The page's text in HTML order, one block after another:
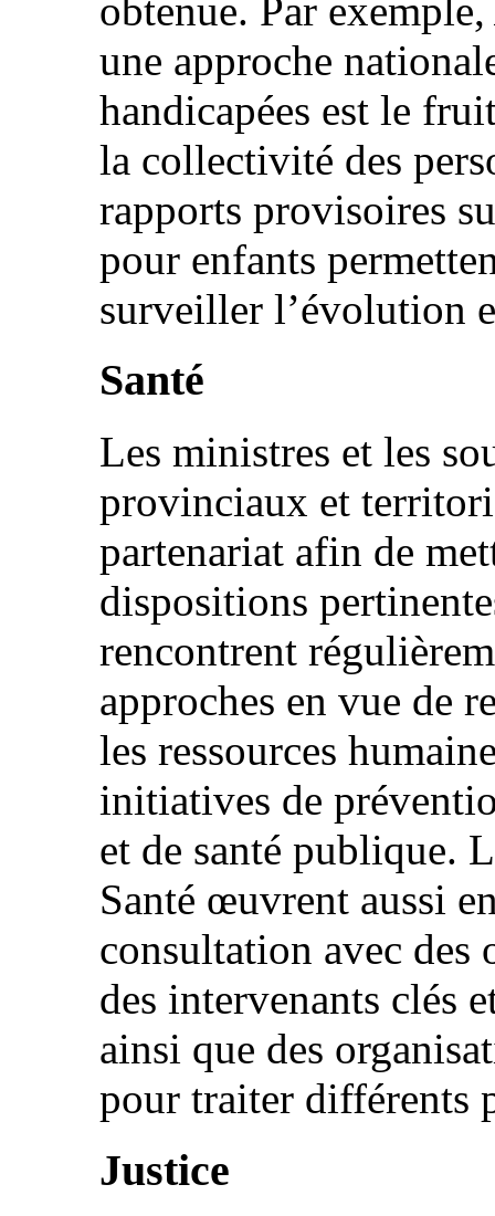
obtenue. Par exemple,
une approche
handicapées est le
la collectivité des
rapports provisoires
pour enfants
surveiller l’évolution
Santé
Les ministres et les
provinciaux et
partenariat afin de
dispositions
rencontrent
approches en vue de
les ressources
initiatives de
et de santé publique.
Santé œuvrent aussi
consultation avec des
des intervenants clés
ainsi que des
pour traiter différents
Justice